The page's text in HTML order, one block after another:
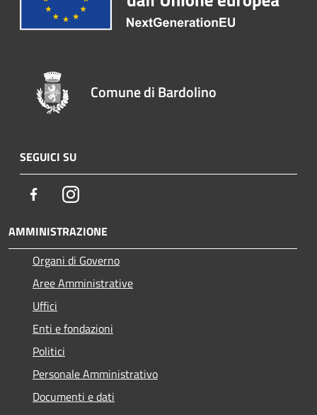
Comune di Bardolino
SEGUICI SU
FacebookInstagram
AMMINISTRAZIONE
Organi di Governo
Aree Amministrative
Uffici
Enti e fondazioni
Politici
Personale Amministrativo
Documenti e dati